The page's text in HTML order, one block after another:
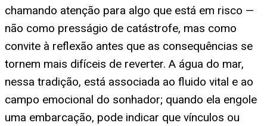
chamando atenção para algo que está em risco —
não como presságio de catástrofe, mas como
convite à reflexão antes que as consequências se
tornem mais difíceis de reverter. A água do mar,
nessa tradição, está associada ao fluido vital e ao
campo emocional do sonhador; quando ela engole
uma embarcação, pode indicar que vínculos ou